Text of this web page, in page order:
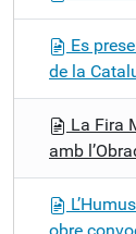
Es
de la
La Fira
amb